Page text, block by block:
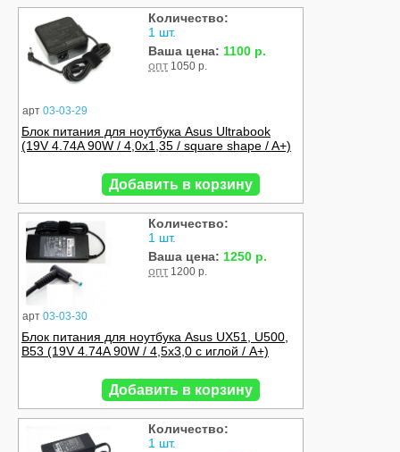
арт 03-03-29
Количество:
1 шт.
Ваша цена: 1100 р.
опт 1050 р.
Блок питания для ноутбука Asus Ultrabook
(19V 4.74A 90W / 4,0x1,35 / square shape / A+)
Добавить в корзину
арт 03-03-30
Количество:
1 шт.
Ваша цена: 1250 р.
опт 1200 р.
Блок питания для ноутбука Asus UX51, U500,
B53 (19V 4.74A 90W / 4,5x3,0 с иглой / A+)
Добавить в корзину
Количество:
1 шт.